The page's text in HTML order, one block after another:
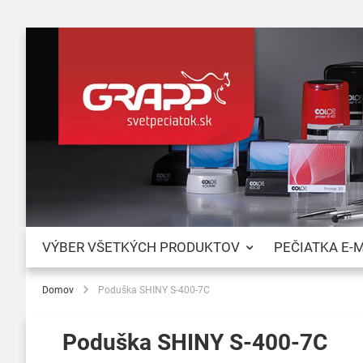
VÝBER VŠETKÝCH PRODUKTOV PEČIATKA E-
Domov Poduška SHINY S-400-7C
Poduška SHINY S-400-7C